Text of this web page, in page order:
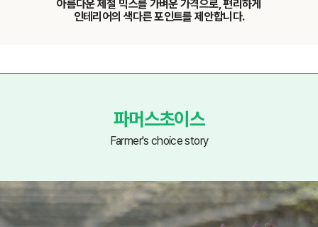
아름다운 제철 믹스를 가벼운 가격으로, 편리하게
인테리어의 색다른 포인트를 제안합니다.
파머스초이스
Farmer's choice story